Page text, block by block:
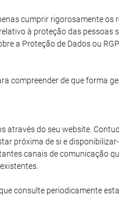
cumprir rigorosamente
à proteção das
a Proteção de Dados ou
compreender de que forma
através do seu website.
próxima de si e
canais de comunicação
consulte periodicamente